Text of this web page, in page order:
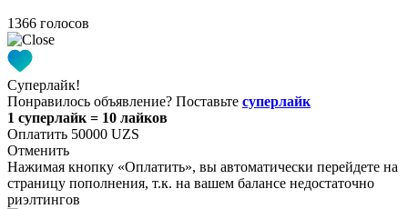
1366 голосов
Суперлайк!
Понравилось объявление? Поставьте суперлайк
1 суперлайк = 10 лайков
Оплатить 50000 UZS
Отменить
Нажимая кнопку «Оплатить», вы автоматически перейдете на
страницу пополнения, т.к. на вашем балансе недостаточно
риэлтингов